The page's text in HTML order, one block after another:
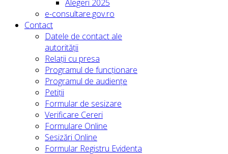
Alegeri 2025
e-consultare.gov.ro
Contact
Datele de contact ale
autorității
Relații cu presa
Programul de funcționare
Programul de audiențe
Petiții
Formular de sesizare
Verificare Cereri
Formulare Online
Sesizări Online
Formular Registru Evidenta